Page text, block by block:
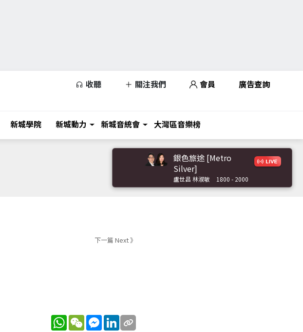
收聽 關注我們 會員 廣告查詢
新城學院 新城動力 新城音統會 大灣區音樂榜
銀色旅途 [Metro
Silver]
盧世昌 林淑敏 1800 - 2000
下一篇 Next 》
WhatsApp
WeChatMessenger
LinkedIn